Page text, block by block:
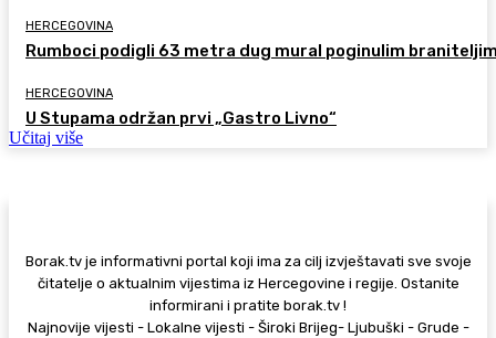
HERCEGOVINA
Rumboci podigli 63 metra dug mural poginulim
HERCEGOVINA
U Stupama održan prvi „Gastro Livno“
Učitaj više
Borak.tv je informativni portal koji ima za cilj izvještavati sve svoje
čitatelje o aktualnim vijestima iz Hercegovine i regije. Ostanite
informirani i pratite borak.tv !
Najnovije vijesti - Lokalne vijesti - Široki Brijeg- Ljubuški - Grude -